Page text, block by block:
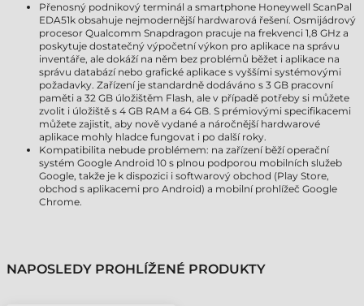
Přenosný podnikový terminál a smartphone Honeywell ScanPal
EDA51k obsahuje nejmodernější hardwarová řešení. Osmijádrový
procesor Qualcomm Snapdragon pracuje na frekvenci 1,8 GHz a
poskytuje dostatečný výpočetní výkon pro aplikace na správu
inventáře, ale dokáží na něm bez problémů běžet i aplikace na
správu databází nebo grafické aplikace s vyššími systémovými
požadavky. Zařízení je standardně dodáváno s 3 GB pracovní
paměti a 32 GB úložištěm Flash, ale v případě potřeby si můžete
zvolit i úložiště s 4 GB RAM a 64 GB. S prémiovými specifikacemi
můžete zajistit, aby nově vydané a náročnější hardwarové
aplikace mohly hladce fungovat i po další roky.
Kompatibilita nebude problémem: na zařízení běží operační
systém Google Android 10 s plnou podporou mobilních služeb
Google, takže je k dispozici i softwarový obchod (Play Store,
obchod s aplikacemi pro Android) a mobilní prohlížeč Google
Chrome.
NAPOSLEDY PROHLÍŽENÉ PRODUKTY